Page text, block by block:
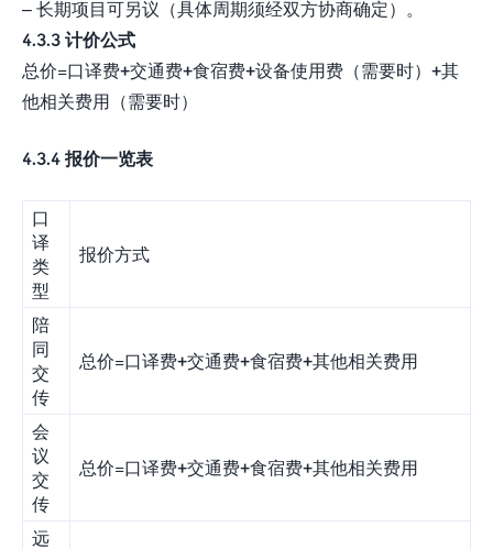
– 长期项目可另议（具体周期须经双方协商确定）。
4.3.3 计价公式
总价=口译费+交通费+食宿费+设备使用费（需要时）+其
他相关费用（需要时）
4.3.4 报价一览表
口
译
类
型
报价方式
陪
同
交
传
总价=口译费+交通费+食宿费+其他相关费用
会
议
交
传
总价=口译费+交通费+食宿费+其他相关费用
远